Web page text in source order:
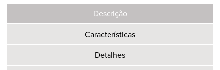
Descrição
Características
Detalhes